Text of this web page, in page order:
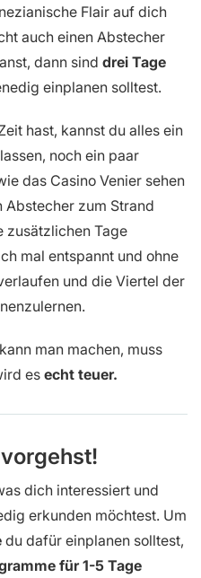
Flair auf dich
auch einen Abstecher
dann sind drei Tage
einplanen solltest.
hast, kannst du alles ein
noch ein paar
das Casino Venier sehen
Abstecher zum Strand
zusätzlichen Tage
mal entspannt und ohne
und die Viertel der
man machen, muss
esecht teuer.
dich interessiert und
erkunden möchtest. Um
du dafür einplanen solltest,
für 1-5 Tage